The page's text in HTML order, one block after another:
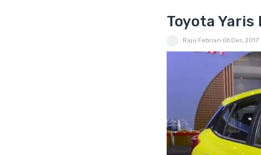
Toyota Yaris
Raju Febrian 06 Des, 2017